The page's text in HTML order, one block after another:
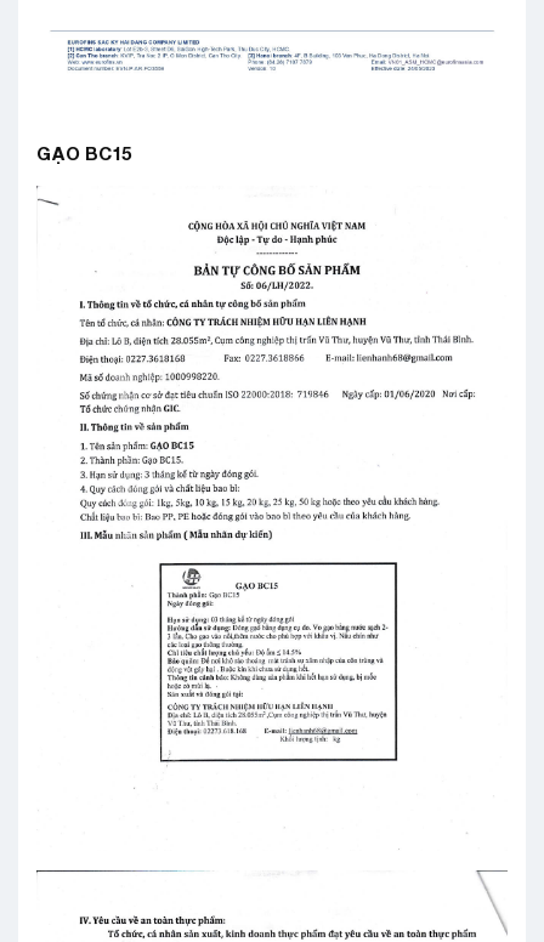
GẠO BC15